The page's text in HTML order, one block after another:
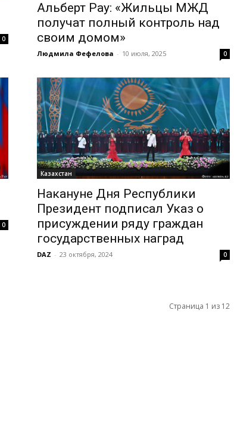
0
Альберт Рау: «Жильцы МЖД
получат полный контроль над
своим домом»
Людмила Фефелова - 10 июля, 2025 0
0
Казахстан
Накануне Дня Республики
Президент подписал Указ о
присуждении ряду граждан
государственных наград
DAZ - 23 октября, 2024 0
Страница 1 из 12